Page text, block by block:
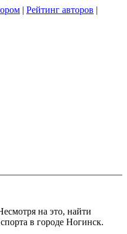
| Рейтинг авторов |
на это, найти
в городе Ногинск.